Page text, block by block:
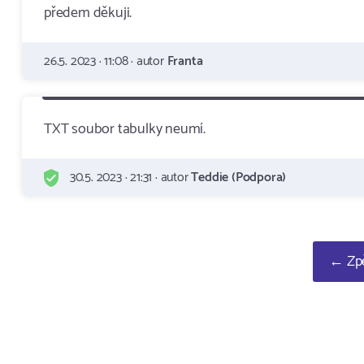
předem děkuji.
26.5. 2023 · 11:08 · autorFranta
TXT soubor tabulky neumí.
30.5. 2023 · 21:31 · autorTeddie (Podpora)
←